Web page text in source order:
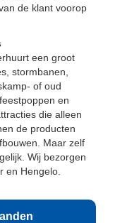
de klant voorop
een groot
stormbanen,
of oud
en
die alleen
de producten
Maar zelf
Wij bezorgen
en Hengelo.